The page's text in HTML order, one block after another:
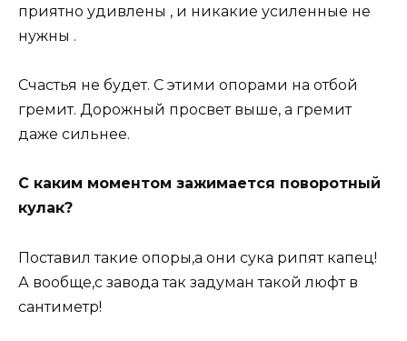
приятно удивлены , и никакие усиленные не
нужны .
Счастья не будет. С этими опорами на отбой
гремит. Дорожный просвет выше, а гремит
даже сильнее.
С каким моментом зажимается поворотный
кулак?
Поставил такие опоры,а они сука рипят капец!
А вообще,с завода так задуман такой люфт в
сантиметр!